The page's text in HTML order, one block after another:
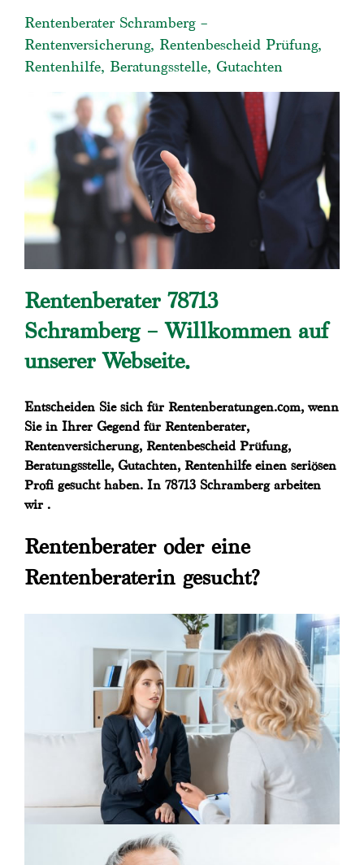
Rentenberater Schramberg –
Rentenversicherung, Rentenbescheid Prüfung,
Rentenhilfe, Beratungsstelle, Gutachten
Rentenberater 78713
Schramberg – Willkommen auf
unserer Webseite.
Entscheiden Sie sich für Rentenberatungen.com, wenn
Sie in Ihrer Gegend für Rentenberater,
Rentenversicherung, Rentenbescheid Prüfung,
Beratungsstelle, Gutachten, Rentenhilfe einen seriösen
Profi gesucht haben. In 78713 Schramberg arbeiten
wir .
Rentenberater oder eine
Rentenberaterin gesucht?